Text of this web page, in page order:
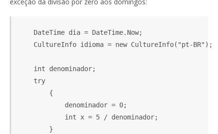
    DateTime dia = DateTime.Now;
    CultureInfo idioma = new CultureInfo("pt-BR");
    int denominador;
    try
        {
            denominador = 0;
            int x = 5 / denominador;
        }